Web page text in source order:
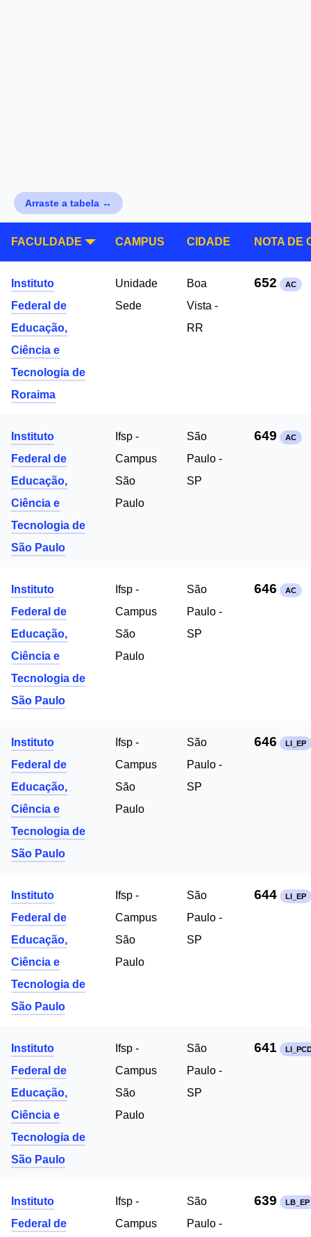
Arraste a tabela ↔
FACULDADE CAMPUS CIDADE NOTA DE
Instituto
Federal de
Educação,
Ciência e
Tecnologia de
Roraima
Unidade
Sede
Boa
Vista -
RR
652 AC
Instituto
Federal de
Educação,
Ciência e
Tecnologia de
São Paulo
Ifsp -
Campus
São
Paulo
São
Paulo -
SP
649 AC
Instituto
Federal de
Educação,
Ciência e
Tecnologia de
São Paulo
Ifsp -
Campus
São
Paulo
São
Paulo -
SP
646 AC
Instituto
Federal de
Educação,
Ciência e
Tecnologia de
São Paulo
Ifsp -
Campus
São
Paulo
São
Paulo -
SP
646 LI_EP
Instituto
Federal de
Educação,
Ciência e
Tecnologia de
São Paulo
Ifsp -
Campus
São
Paulo
São
Paulo -
SP
644 LI_EP
Instituto
Federal de
Educação,
Ciência e
Tecnologia de
São Paulo
Ifsp -
Campus
São
Paulo
São
Paulo -
SP
641
Instituto
Federal de
Ifsp -
Campus
São
Paulo -
639 LB_EP